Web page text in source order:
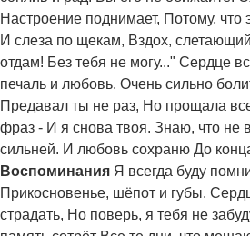
Настроение поднимает, Потому, что
И слеза по щекам, Вздох,
отдам! Без тебя не могу..." Сердце
печаль и любовь. Очень сильно
Предавал ты не раз, Но прощала
фраз - И я снова твоя. Знаю, что
сильней. И любовь сохраню До
Воспоминания Я всегда буду
Прикосновенье, шёпот и губы.
страдать, Но поверь, я тебя не